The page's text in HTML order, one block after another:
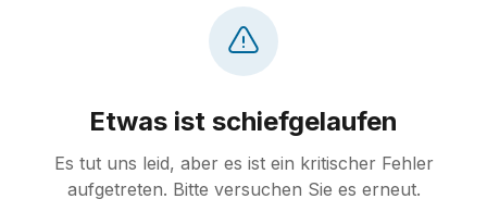
Etwas ist schiefgelaufen
Es tut uns leid, aber es ist ein kritischer Fehler
aufgetreten. Bitte versuchen Sie es erneut.